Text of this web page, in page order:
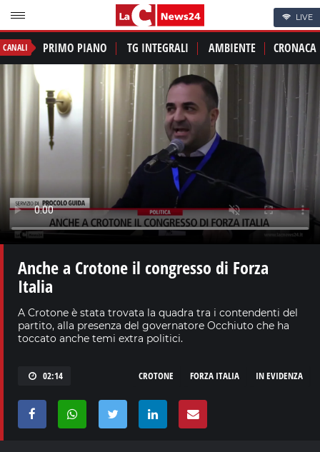
LIVE
CANALI PRIMO PIANO TG INTEGRALI AMBIENTE CRONACA
Anche a Crotone il congresso di Forza
Italia
A Crotone è stata trovata la quadra tra i contendenti del
partito, alla presenza del governatore Occhiuto che ha
toccato anche temi extra politici.
02:14 IN EVIDENZA
FORZA ITALIA
CROTONE